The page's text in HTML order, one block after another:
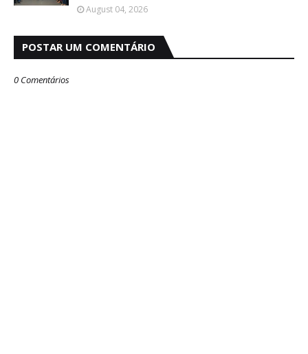
August 04, 2026
POSTAR UM COMENTÁRIO
0 Comentários